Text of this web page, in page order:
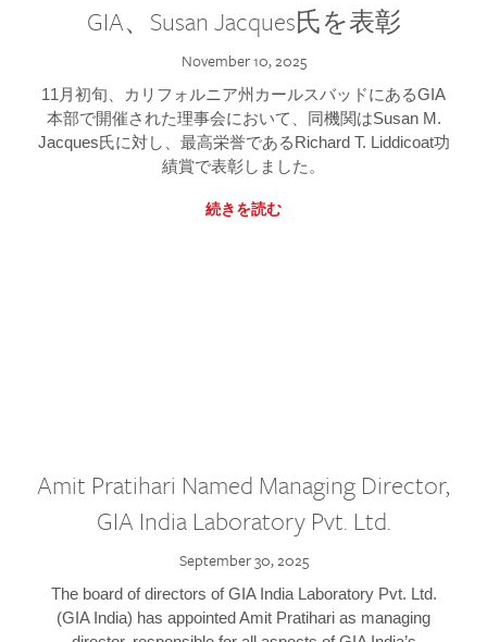
GIA、Susan Jacques氏を表彰
November 10, 2025
11月初旬、カリフォルニア州カールスバッドにあるGIA
本部で開催された理事会において、同機関はSusan M.
Jacques氏に対し、最高栄誉であるRichard T. Liddicoat功
績賞で表彰しました。
続きを読む
Amit Pratihari Named Managing Director,
GIA India Laboratory Pvt. Ltd.
September 30, 2025
The board of directors of GIA India Laboratory Pvt. Ltd.
(GIA India) has appointed Amit Pratihari as managing